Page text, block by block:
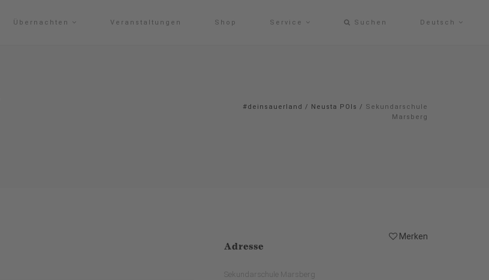
Übernachten Veranstaltungen Shop Service Suchen Deutsch
#deinsauerland / Neusta POIs / Sekundarschule
Marsberg
Merken
Adresse
Sekundarschule Marsberg